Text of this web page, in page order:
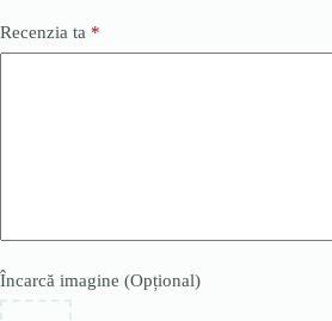
Recenzia ta *
Încarcă imagine (Opțional)